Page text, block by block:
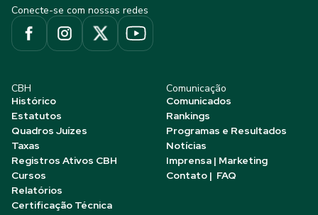
Conecte-se com nossas redes
CBH
Histórico
Estatutos
Quadros Juízes
Taxas
Registros Ativos CBH
Cursos
Relatórios
Certificação Técnica
Comunicação
Comunicados
Rankings
Programas e Resultados
Notícias
Imprensa | Marketing
Contato | FAQ